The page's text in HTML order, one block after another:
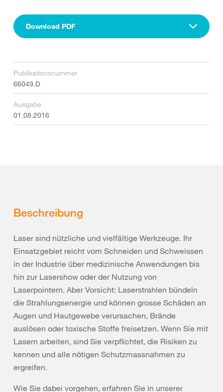
Download PDF
Publikationsnummer
66049.D
Ausgabe
01.08.2016
Beschreibung
Laser sind nützliche und vielfältige Werkzeuge. Ihr
Einsatzgebiet reicht vom Schneiden und Schweissen
in der Industrie über medizinische Anwendungen bis
hin zur Lasershow oder der Nutzung von
Laserpointern. Aber Vorsicht: Laserstrahlen bündeln
die Strahlungsenergie und können grosse Schäden an
Augen und Hautgewebe verursachen, Brände
auslösen oder toxische Stoffe freisetzen. Wenn Sie mit
Lasern arbeiten, sind Sie verpflichtet, die Risiken zu
kennen und alle nötigen Schutzmassnahmen zu
ergreifen.
Wie Sie dabei vorgehen, erfahren Sie in unserer